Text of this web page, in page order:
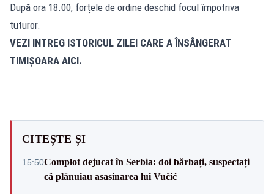
După ora 18.00, forțele de ordine deschid focul împotriva
tuturor.
VEZI INTREG ISTORICUL ZILEI CARE A ÎNSÂNGERAT
TIMIȘOARA AICI.
CITEȘTE ȘI
15:50Complot dejucat în Serbia: doi bărbați, suspectați
că plănuiau asasinarea lui Vučić